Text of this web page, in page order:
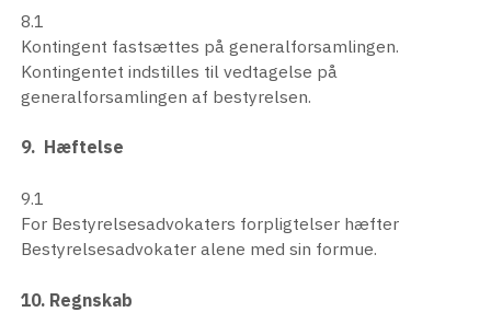
8.1
Kontingent fastsættes på generalforsamlingen.
Kontingentet indstilles til vedtagelse på
generalforsamlingen af bestyrelsen.
9. Hæftelse
9.1
For Bestyrelsesadvokaters forpligtelser hæfter
Bestyrelsesadvokater alene med sin formue.
10. Regnskab